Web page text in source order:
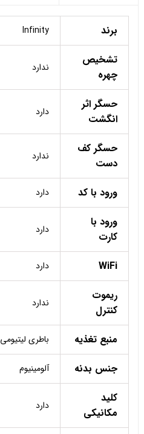
برند Infinity
تشخیص
چهره
ندارد
حسگر اثر
انگشت
دارد
حسگر کف
دست
ندارد
ورود با کد دارد
ورود با
کارت
دارد
WiFi دارد
ریموت
کنترل
ندارد
منبع تغذیه باطری لیتیومی
جنس بدنه آلومینیوم
کلید
مکانیکی
دارد